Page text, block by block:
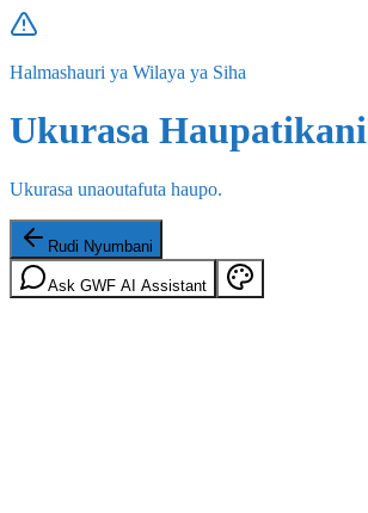
Halmashauri ya Wilaya ya Siha
Ukurasa Haupatikani
Ukurasa unaoutafuta haupo.
Rudi Nyumbani
Ask GWF AI Assistant